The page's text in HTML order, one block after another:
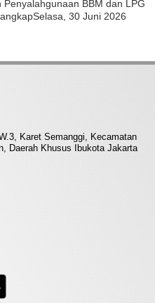
BBM dan LPG
Selasa, 30 Juni 2026
Karet Semanggi, Kecamatan
Daerah Khusus Ibukota Jakarta